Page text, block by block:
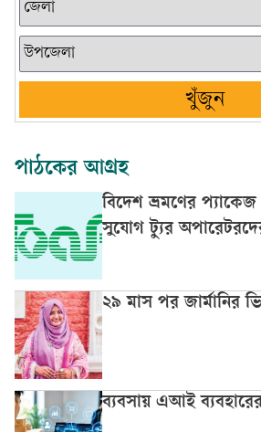
খুঁজুন
পাঠকের আগ্রহ
বিদেশ ভ্রমণের প্যাকেজ
সুযোগ ট্যুর
২৯ মাস পর জার্মানির
ব্যবসায় এআই